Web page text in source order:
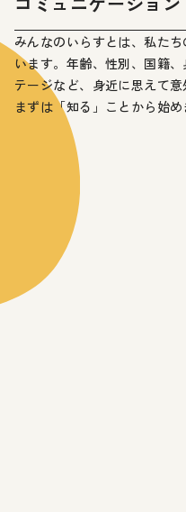
みんなのいらすとは、私た
います。年齢、性別、国籍
テージなど、身近に思えて
まずは「知る」ことから始め